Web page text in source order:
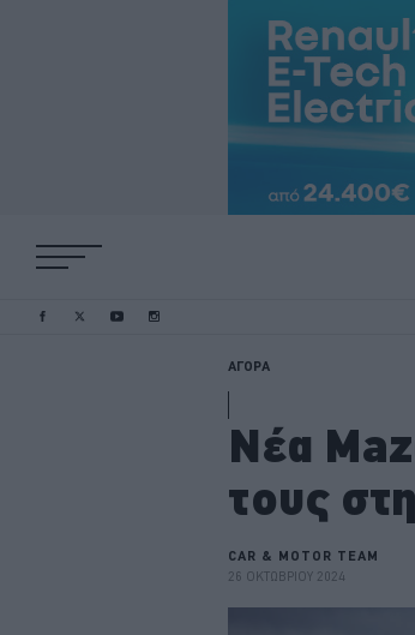
ΑΓΟΡΑ
Nέα
τους
CAR & MOTOR TEAM
26 ΟΚΤΩΒΡΙΟΥ 2024